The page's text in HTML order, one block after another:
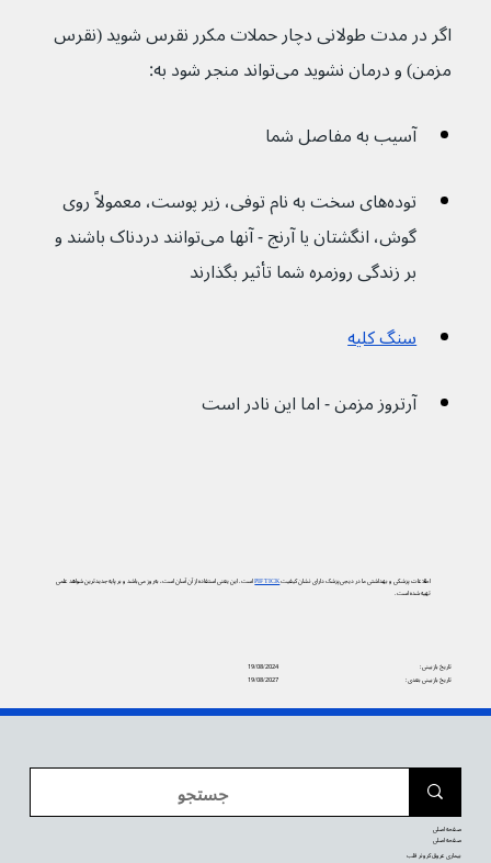
اگر در مدت طولانی دچار حملات مکرر نقرس شوید (نقرس
مزمن) و درمان نشوید می‌تواند منجر شود به:
آسیب به مفاصل شما
توده‌های سخت به نام توفی، زیر پوست، معمولاً روی
گوش، انگشتان یا آرنج - آنها می‌توانند دردناک باشند و
بر زندگی روزمره شما تأثیر بگذارند
سنگ کلیه
آرتروز مزمن - اما این نادر است
اطلاعات پزشکی و بهداشتی ما در دیجی‌پزشک دارای نشان کیفیتPIF TICKاست. این یعنی استفاده از آن آسان است، به‌روز می‌باشد و بر پایه جدیدترین شواهد علمی
تهیه شده است.
19/08/2024
تاریخ بازبینی:
19/08/2027
تاریخ بازبینی بعدی:
صفحه اصلی
صفحه اصلی
بیماری عروق کرونر قلب